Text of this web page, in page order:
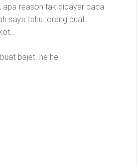
apa reason tak dibayar pada
saya tahu..orang buat
bajet..he he